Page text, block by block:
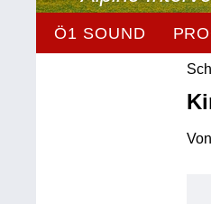
Ö1 SOUND